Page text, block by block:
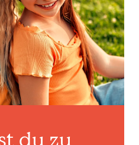
du zu